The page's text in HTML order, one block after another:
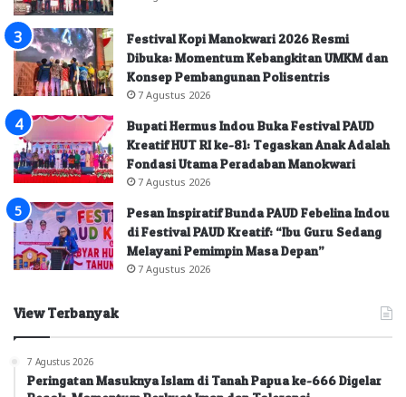
Festival Kopi Manokwari 2026 Resmi
Dibuka: Momentum Kebangkitan UMKM dan
Konsep Pembangunan Polisentris
7 Agustus 2026
Bupati Hermus Indou Buka Festival PAUD
Kreatif HUT RI ke-81: Tegaskan Anak Adalah
Fondasi Utama Peradaban Manokwari
7 Agustus 2026
Pesan Inspiratif Bunda PAUD Febelina Indou
di Festival PAUD Kreatif: “Ibu Guru Sedang
Melayani Pemimpin Masa Depan”
7 Agustus 2026
View Terbanyak
7 Agustus 2026
Peringatan Masuknya Islam di Tanah Papua ke-666 Digelar